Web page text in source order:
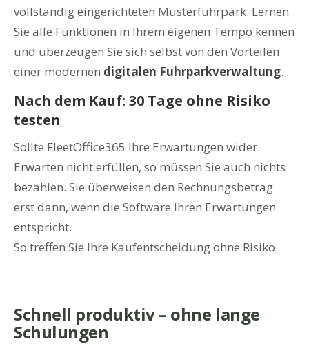
vollständig eingerichteten Musterfuhrpark. Lernen
Sie alle Funktionen in Ihrem eigenen Tempo kennen
und überzeugen Sie sich selbst von den Vorteilen
einer modernen digitalen Fuhrparkverwaltung.
Nach dem Kauf: 30 Tage ohne Risiko
testen
Sollte FleetOffice365 Ihre Erwartungen wider
Erwarten nicht erfüllen, so müssen Sie auch nichts
bezahlen. Sie überweisen den Rechnungsbetrag
erst dann, wenn die Software Ihren Erwartungen
entspricht.
So treffen Sie Ihre Kaufentscheidung ohne Risiko.
Schnell produktiv – ohne lange
Schulungen